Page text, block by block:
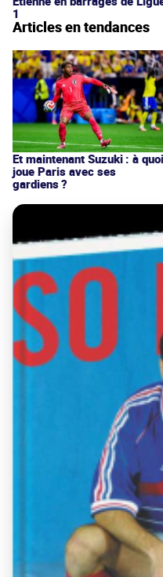
1
Articles en tendances
Et maintenant Suzuki : à quoi
joue Paris avec ses
gardiens ?